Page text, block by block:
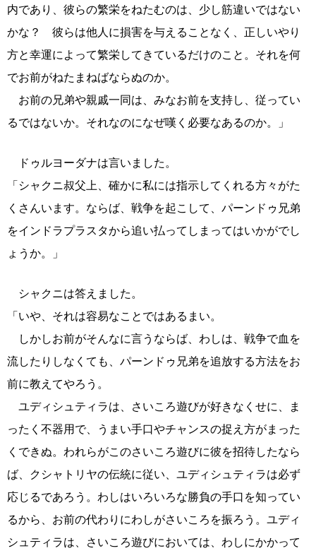
内であり、彼らの繁栄をねたむのは、少し筋違いではない
かな？ 彼らは他人に損害を与えることなく、正しいやり
方と幸運によって繁栄してきているだけのこと。それを何
でお前がねたまねばならぬのか。
お前の兄弟や親戚一同は、みなお前を支持し、従ってい
るではないか。それなのになぜ嘆く必要なあるのか。」
ドゥルヨーダナは言いました。
「シャクニ叔父上、確かに私には指示してくれる方々がた
くさんいます。ならば、戦争を起こして、パーンドゥ兄弟
をインドラプラスタから追い払ってしまってはいかがでし
ょうか。」
シャクニは答えました。
「いや、それは容易なことではあるまい。
しかしお前がそんなに言うならば、わしは、戦争で血を
流したりしなくても、パーンドゥ兄弟を追放する方法をお
前に教えてやろう。
ユディシュティラは、さいころ遊びが好きなくせに、ま
ったく不器用で、うまい手口やチャンスの捉え方がまった
くできぬ。われらがこのさいころ遊びに彼を招待したなら
ば、クシャトリヤの伝統に従い、ユディシュティラは必ず
応じるであろう。わしはいろいろな勝負の手口を知ってい
るから、お前の代わりにわしがさいころを振ろう。ユディ
シュティラは、さいころ遊びにおいては、わしにかかって